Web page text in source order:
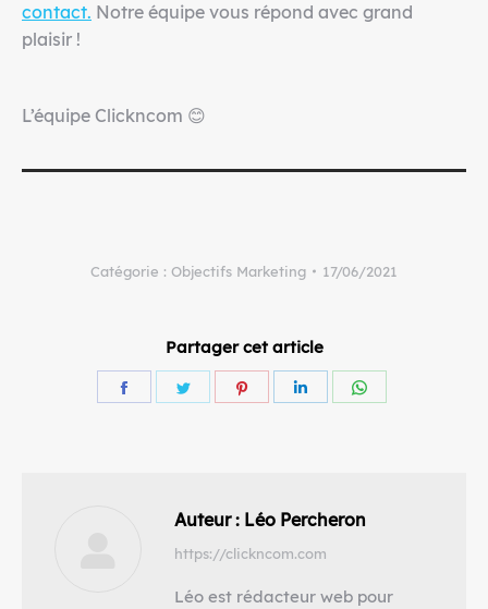
contact. Notre équipe vous répond avec grand
plaisir !
L’équipe Clickncom 😊
Catégorie : Objectifs Marketing 17/06/2021
Partager cet article
Partager Partager Partager Partager
Auteur : Léo Percheron
https://clickncom.com
Léo est rédacteur web pour